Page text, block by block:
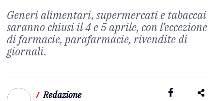
Generi alimentari, supermercati e tabaccai
saranno chiusi il 4 e 5 aprile, con l’eccezione
di farmacie, parafarmacie, rivendite di
giornali.
/ Redazione